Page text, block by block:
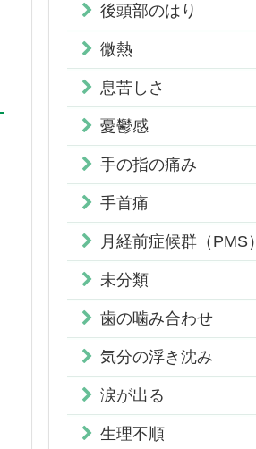
後頭部のはり
微熱
息苦しさ
憂鬱感
手の指の痛み
手首痛
月経前症候群（PMS）
未分類
歯の噛み合わせ
気分の浮き沈み
涙が出る
生理不順